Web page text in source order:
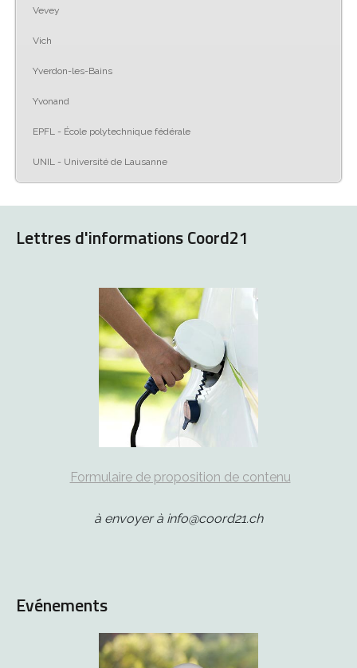
Vevey
Vich
Yverdon-les-Bains
Yvonand
EPFL - École polytechnique fédérale
UNIL - Université de Lausanne
Lettres d'informations Coord21
Formulaire de proposition de contenu
à envoyer à info@coord21.ch
Evénements